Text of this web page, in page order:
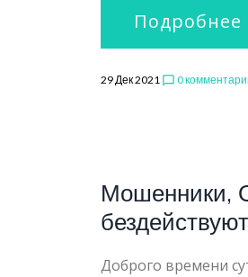
Подробнее
29 Дек 2021 chat_bubble_outline 0
Мошенники,
Доброго времени